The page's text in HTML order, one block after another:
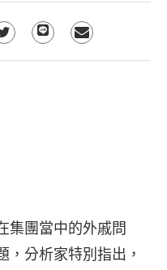
集團當中的外戚問
，分析家特別指出，